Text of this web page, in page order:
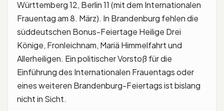
Württemberg 12, Berlin 11 (mit dem Internationalen
Frauentag am 8. März). In Brandenburg fehlen die
süddeutschen Bonus-Feiertage Heilige Drei
Könige, Fronleichnam, Mariä Himmelfahrt und
Allerheiligen. Ein politischer Vorstoß für die
Einführung des Internationalen Frauentags oder
eines weiteren Brandenburg-Feiertags ist bislang
nicht in Sicht.